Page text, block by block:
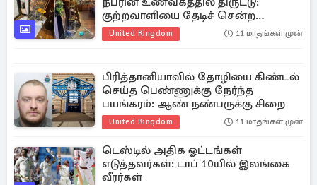
குற்றவாளியை தேடிச் சென்ற
உரிமையாளர்!
United Kingdom 11 மாதங்கள் முன்
பிரித்தானியாவில் தோழியை கிண்டல்
செய்த பெண்ணுக்கு நேர்ந்த
பயங்கரம்: ஆண் நண்பருக்கு சிறை
United Kingdom 11 மாதங்கள் முன்
டெஸ்டில் அதிக ஓட்டங்கள்
எடுத்தவர்கள்: டாப் 10யில் இலங்கை
வீரர்கள்